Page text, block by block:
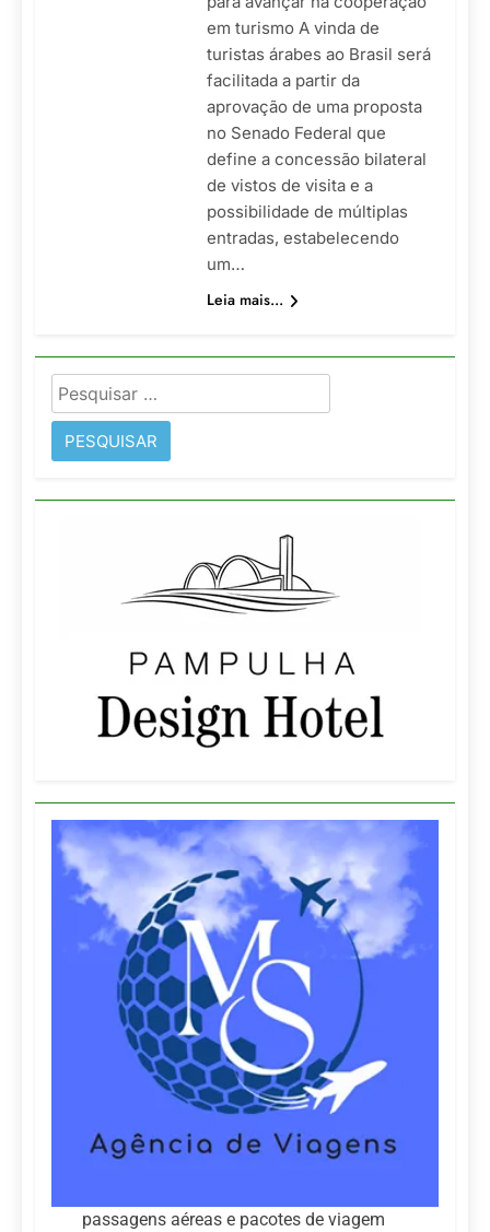
em turismo A vinda de
turistas árabes ao Brasil será
facilitada a partir da
aprovação de uma proposta
no Senado Federal que
define a concessão bilateral
de vistos de visita e a
possibilidade de múltiplas
entradas, estabelecendo
um…
Leia mais...
Pesquisar
por:
passagens aéreas e pacotes de viagem